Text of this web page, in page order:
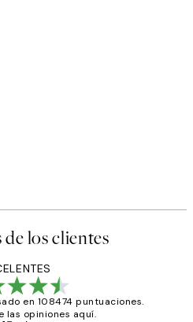
los clientes
en 108474 puntuaciones.
las opiniones aquí.